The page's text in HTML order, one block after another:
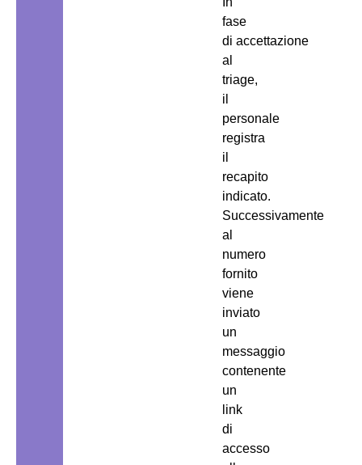
fase
di accettazione
al
triage,
il
personale
registra
il
recapito
indicato.
Successivamente
al
numero
fornito
viene
inviato
un
messaggio
contenente
un
link
di
accesso